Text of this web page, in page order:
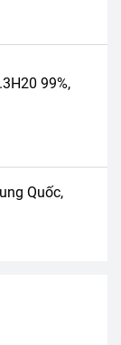
99%,
Quốc,